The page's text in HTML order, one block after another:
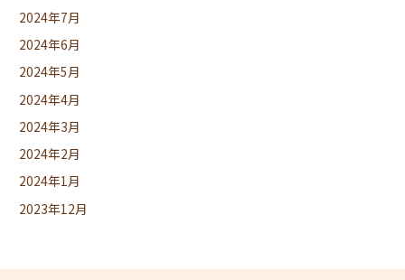
2024年7月
2024年6月
2024年5月
2024年4月
2024年3月
2024年2月
2024年1月
2023年12月